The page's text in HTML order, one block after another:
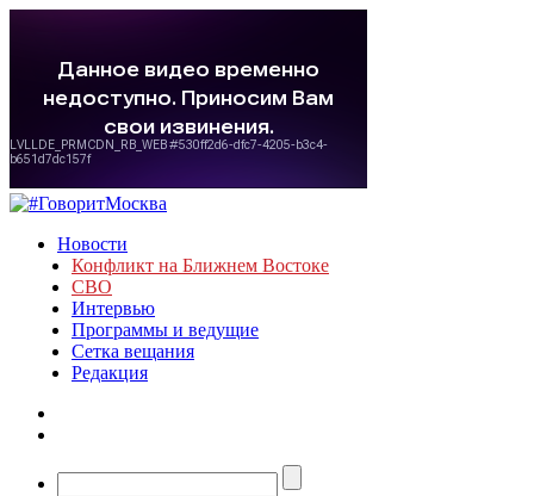
Новости
Конфликт на Ближнем Востоке
СВО
Интервью
Программы и ведущие
Сетка вещания
Редакция